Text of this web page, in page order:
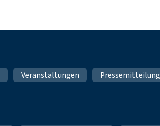
Veranstaltungen Pressemitteilung